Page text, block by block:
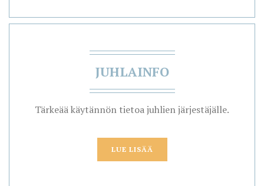
JUHLAINFO
Tärkeää käytännön tietoa juhlien järjestäjälle.
LUE LISÄÄ